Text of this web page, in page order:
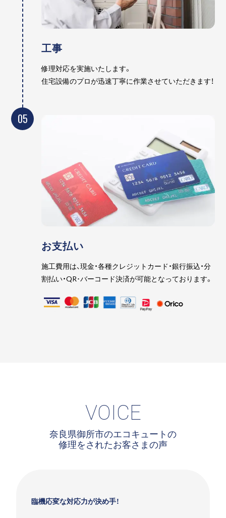
工事
修理対応を実施いたします。
住宅設備のプロが迅速丁寧に作業させていただきます！
05
お支払い
施工費用は、現金・各種クレジットカード・銀行振込・分
割払い・QR･バーコード決済が可能となっております。
VOICE
奈良県御所市のエコキュートの
修理をされたお客さまの声
臨機応変な対応力が決め手！